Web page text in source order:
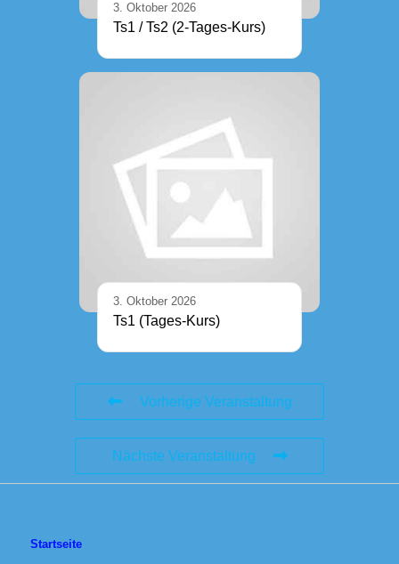
3. Oktober 2026
Ts1 / Ts2 (2-Tages-Kurs)
3. Oktober 2026
Ts1 (Tages-Kurs)
Vorherige Veranstaltung
Nächste Veranstaltung
Startseite